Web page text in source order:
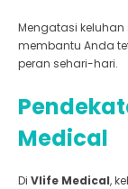
Mengatasi
membantu Anda
peran sehari-hari.
Medical
Di Vlife Medical,